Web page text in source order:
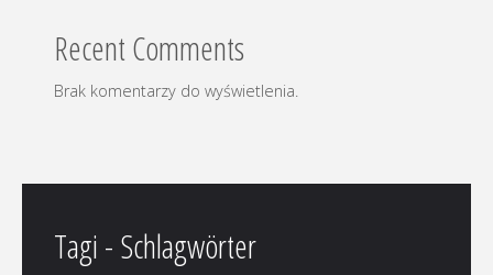
Recent Comments
Brak komentarzy do wyświetlenia.
Tagi - Schlagwörter